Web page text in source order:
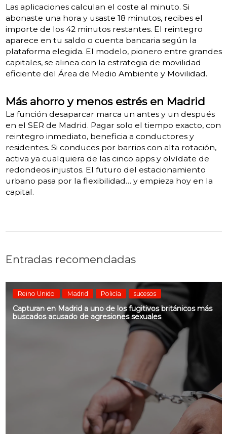
Las aplicaciones calculan el coste al minuto. Si
abonaste una hora y usaste 18 minutos, recibes el
importe de los 42 minutos restantes. El reintegro
aparece en tu saldo o cuenta bancaria según la
plataforma elegida. El modelo, pionero entre grandes
capitales, se alinea con la estrategia de movilidad
eficiente del Área de Medio Ambiente y Movilidad.
Más ahorro y menos estrés en Madrid
La función desaparcar marca un antes y un después
en el SER de Madrid. Pagar solo el tiempo exacto, con
reintegro inmediato, beneficia a conductores y
residentes. Si conduces por barrios con alta rotación,
activa ya cualquiera de las cinco apps y olvídate de
redondeos injustos. El futuro del estacionamiento
urbano pasa por la flexibilidad… y empieza hoy en la
capital.
Entradas recomendadas
Reino Unido Madrid Policía sucesos
Capturan en Madrid a uno de los fugitivos británicos más
buscados acusado de agresiones sexuales